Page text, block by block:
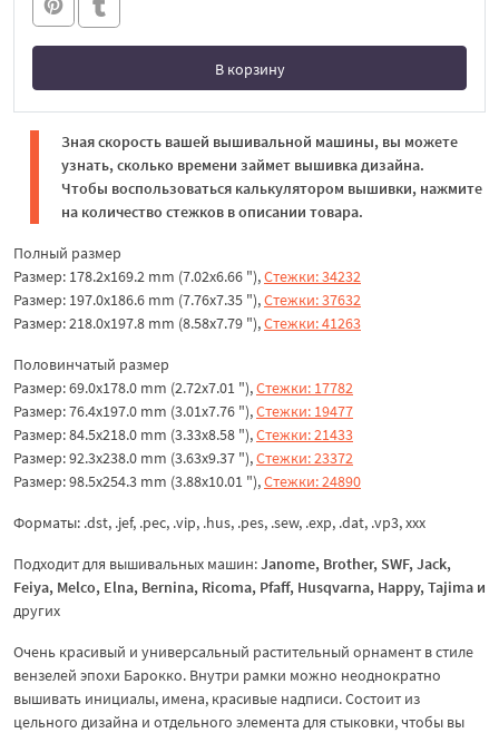
В корзину
В корзине
Зная скорость вашей вышивальной машины, вы можете
узнать, сколько времени займет вышивка дизайна.
Чтобы воспользоваться калькулятором вышивки, нажмите
на количество стежков в описании товара.
Полный размер
Размер: 178.2x169.2 mm (7.02x6.66 "),Стежки: 34232
Размер: 197.0x186.6 mm (7.76x7.35 "),Стежки: 37632
Размер: 218.0x197.8 mm (8.58x7.79 "),Стежки: 41263
Половинчатый размер
Размер: 69.0x178.0 mm (2.72x7.01 "),Стежки: 17782
Размер: 76.4x197.0 mm (3.01x7.76 "),Стежки: 19477
Размер: 84.5x218.0 mm (3.33x8.58 "),Стежки: 21433
Размер: 92.3x238.0 mm (3.63x9.37 "),Стежки: 23372
Размер: 98.5x254.3 mm (3.88x10.01 "),Стежки: 24890
Форматы: .dst, .jef, .pec, .vip, .hus, .pes, .sew, .exp, .dat, .vp3, xxx
Подходит для вышивальных машин:Janome, Brother, SWF, Jack,
Feiya, Melco, Elna, Bernina, Ricoma, Pfaff, Husqvarna, Happy, Tajima и
других
Очень красивый и универсальный растительный орнамент в стиле
вензелей эпохи Барокко. Внутри рамки можно неоднократно
вышивать инициалы, имена, красивые надписи. Состоит из
цельного дизайна и отдельного элемента для стыковки, чтобы вы